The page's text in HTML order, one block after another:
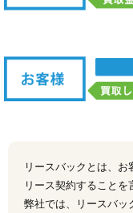
リースバックとは、
リース契約することを
弊社では、リースバッ